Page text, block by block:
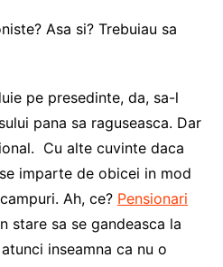
Asa si? Trebuiau sa
pe presedinte, da, sa-l
pana sa raguseasca. Dar
Cu alte cuvinte daca
imparte de obicei in mod
Ah, ce? Pensionari
stare sa se gandeasca la
inseamna ca nu o